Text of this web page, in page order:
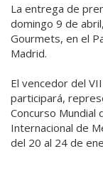
La entrega de
domingo 9 de
Gourmets, en el
Madrid.
El vencedor del
participará,
Concurso Mundial
Internacional de
del 20 al 24 de